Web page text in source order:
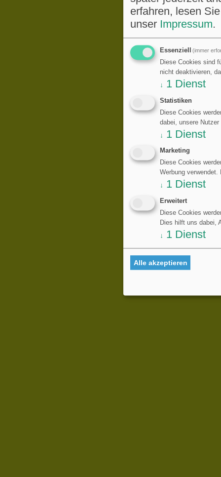
erfahren, lesen
unser Impressum.
Essenziell (immer
Diese Cookies sind
nicht deaktivieren,
↓ 1 Dienst
Statistiken
Diese Cookies
dabei, unsere
↓ 1 Dienst
Marketing
Diese Cookies
Werbung
↓ 1 Dienst
Erweitert
Diese Cookies
Dies hilft uns dabei,
↓ 1 Dienst
Alle akzeptieren